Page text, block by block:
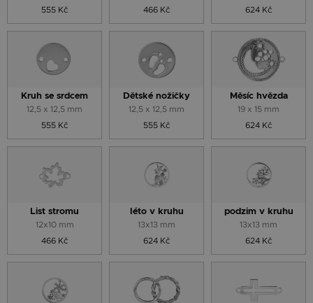
555 Kč
466 Kč
624 Kč
Kruh se srdcem
12,5 x 12,5 mm
555 Kč
Dětské nožičky
12,5 x 12,5 mm
555 Kč
Měsíc hvězda
19 x 15 mm
624 Kč
List stromu
12x10 mm
466 Kč
léto v kruhu
13x13 mm
624 Kč
podzim v kruhu
13x13 mm
624 Kč